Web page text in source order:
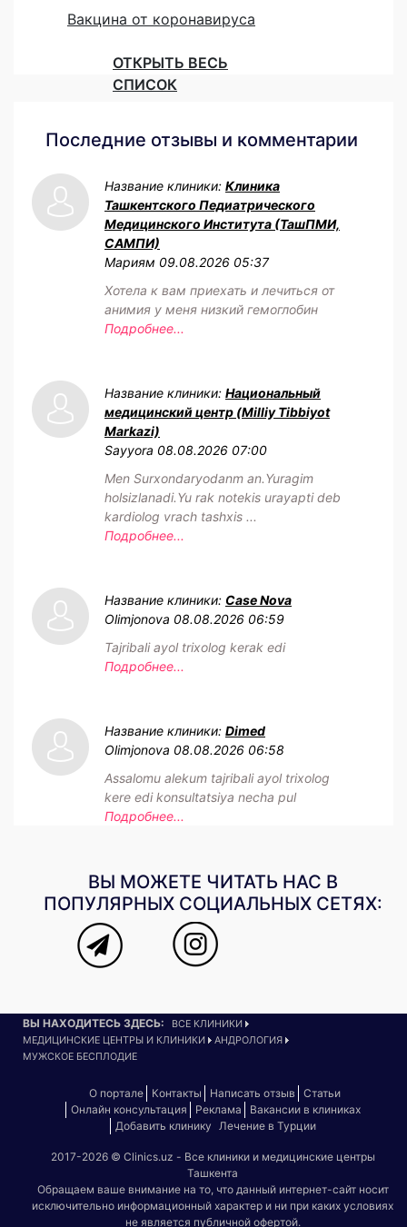
Вакцина от коронавируса
ОТКРЫТЬ ВЕСЬ
СПИСОК
Последние отзывы и комментарии
Название клиники: Клиника
Ташкентского Педиатрического
Медицинского Института (ТашПМИ,
САМПИ)
Мариям 09.08.2026 05:37
Хотела к вам приехать и лечиться от
анимия у меня низкий гемоглобин
Подробнее...
Название клиники: Национальный
медицинский центр (Milliy Tibbiyot
Markazi)
Sayyora 08.08.2026 07:00
Men Surxondaryodanm an.Yuragim
holsizlanadi.Yu rak notekis urayapti deb
kardiolog vrach tashxis ...
Подробнее...
Название клиники: Case Nova
Olimjonova 08.08.2026 06:59
Tajribali ayol trixolog kerak edi
Подробнее...
Название клиники: Dimed
Olimjonova 08.08.2026 06:58
Assalomu alekum tajribali ayol trixolog
kere edi konsultatsiya necha pul
Подробнее...
ВЫ МОЖЕТЕ ЧИТАТЬ НАС В
ПОПУЛЯРНЫХ СОЦИАЛЬНЫХ СЕТЯХ:
ВЫ НАХОДИТЕСЬ ЗДЕСЬ:
ВСЕ КЛИНИКИ
МЕДИЦИНСКИЕ ЦЕНТРЫ И КЛИНИКИ
АНДРОЛОГИЯ
МУЖСКОЕ БЕСПЛОДИЕ
О портале Контакты Написать отзыв
Статьи
Онлайн консультация
Реклама
Вакансии в клиниках
Добавить клинику
Лечение в Турции
2017-2026 © Clinics.uz - Все клиники и медицинские центры
Ташкента
Обращаем ваше внимание на то, что данный интернет-сайт носит
исключительно информационный характер и ни при каких условиях
не является публичной офертой.